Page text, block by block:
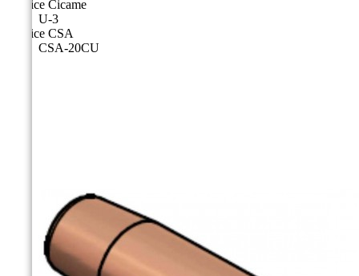
Matrice Cicame
U-3
Matrice CSA
CSA-20CU